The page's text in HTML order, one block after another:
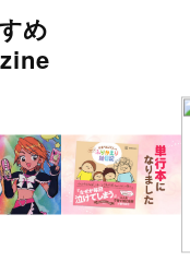
め